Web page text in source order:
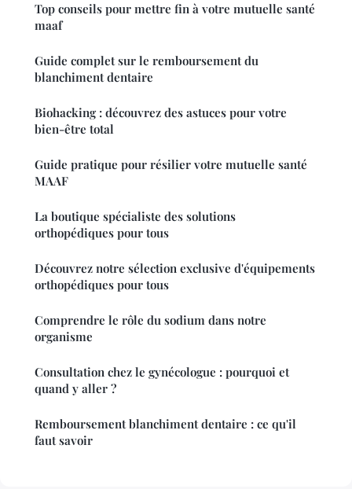
Top conseils pour mettre fin à votre mutuelle santé
maaf
Guide complet sur le remboursement du
blanchiment dentaire
Biohacking : découvrez des astuces pour votre
bien-être total
Guide pratique pour résilier votre mutuelle santé
MAAF
La boutique spécialiste des solutions
orthopédiques pour tous
Découvrez notre sélection exclusive d'équipements
orthopédiques pour tous
Comprendre le rôle du sodium dans notre
organisme
Consultation chez le gynécologue : pourquoi et
quand y aller ?
Remboursement blanchiment dentaire : ce qu'il
faut savoir